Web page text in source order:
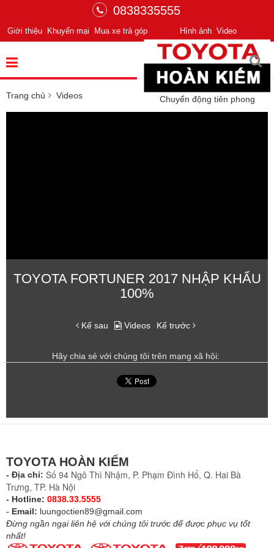
0838335555
Hình ảnh Video
Giới thiệu Khuyến mại Mua xe trả góp
Chuyển động tiên phong
Trang chủ Videos
TOYOTA FORTUNER 2017 NHẬP KHẨU
100%
Kế sau Videos Kế trước
Hãy chia sẻ với chúng tôi trên mạng xã hội:
TOYOTA HOÀN KIẾM
- Địa chỉ: Số 94 Ngô Thì Nhậm, P. Phạm Đình Hổ, Q. Hai Bà
Trưng, TP. Hà Nội
- Hotline: 0838.33.5555
- Email: luungoctien89@gmail.com
Đừng ngần ngại liên hệ với chúng tôi trước để được phục vụ tốt
nhất!